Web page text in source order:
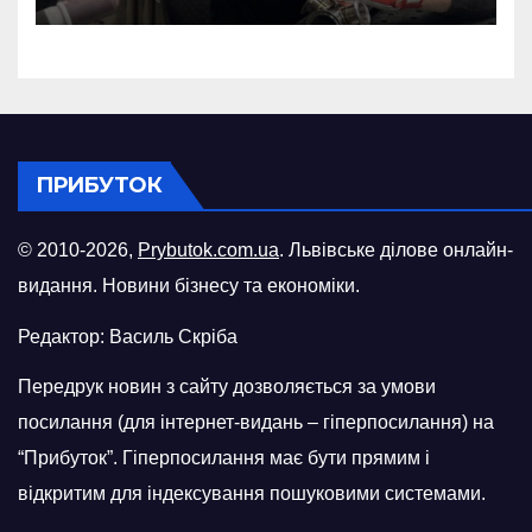
російського БПЛА
ПРИБУТОК
© 2010-2026, Prybutok.com.ua. Львівське ділове онлайн-
видання. Новини бізнесу та економіки.
Редактор: Василь Скріба
Передрук новин з сайту дозволяється за умови
посилання (для інтернет-видань – гіперпосилання) на
“Прибуток”. Гіперпосилання має бути прямим і
відкритим для індексування пошуковими системами.